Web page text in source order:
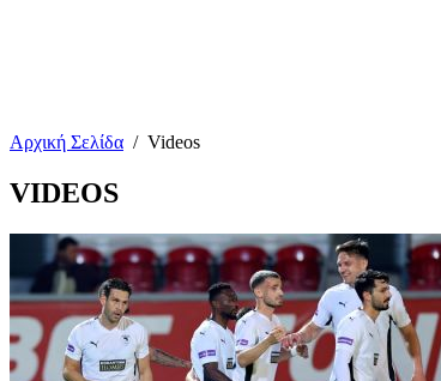
Αρχική Σελίδα / Videos
VIDEOS